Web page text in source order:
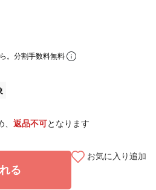
。分割手数料無料
返品不可となります
る
お気に入り追加